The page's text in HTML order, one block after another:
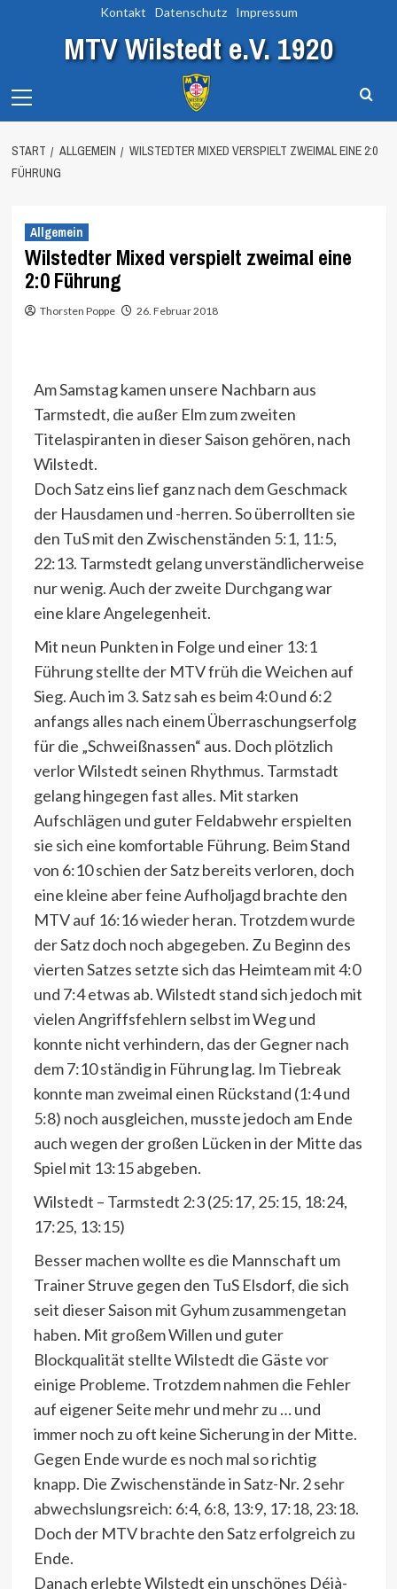
Kontakt Datenschutz Impressum
MTV Wilstedt e.V. 1920
Menu
START ALLGEMEIN
WILSTEDTER MIXED VERSPIELT ZWEIMAL EINE 2:0
FÜHRUNG
Allgemein
Wilstedter Mixed verspielt zweimal eine
2:0 Führung
Thorsten Poppe 26. Februar 2018
Am Samstag kamen unsere Nachbarn aus
Tarmstedt, die außer Elm zum zweiten
Titelaspiranten in dieser Saison gehören, nach
Wilstedt.
Doch Satz eins lief ganz nach dem Geschmack
der Hausdamen und -herren. So überrollten sie
den TuS mit den Zwischenständen 5:1, 11:5,
22:13. Tarmstedt gelang unverständlicherweise
nur wenig. Auch der zweite Durchgang war
eine klare Angelegenheit.
Mit neun Punkten in Folge und einer 13:1
Führung stellte der MTV früh die Weichen auf
Sieg. Auch im 3. Satz sah es beim 4:0 und 6:2
anfangs alles nach einem Überraschungserfolg
für die „Schweißnassen“ aus. Doch plötzlich
verlor Wilstedt seinen Rhythmus. Tarmstadt
gelang hingegen fast alles. Mit starken
Aufschlägen und guter Feldabwehr erspielten
sie sich eine komfortable Führung. Beim Stand
von 6:10 schien der Satz bereits verloren, doch
eine kleine aber feine Aufholjagd brachte den
MTV auf 16:16 wieder heran. Trotzdem wurde
der Satz doch noch abgegeben. Zu Beginn des
vierten Satzes setzte sich das Heimteam mit 4:0
und 7:4 etwas ab. Wilstedt stand sich jedoch mit
vielen Angriffsfehlern selbst im Weg und
konnte nicht verhindern, das der Gegner nach
dem 7:10 ständig in Führung lag. Im Tiebreak
konnte man zweimal einen Rückstand (1:4 und
5:8) noch ausgleichen, musste jedoch am Ende
auch wegen der großen Lücken in der Mitte das
Spiel mit 13:15 abgeben.
Wilstedt – Tarmstedt 2:3 (25:17, 25:15, 18:24,
17:25, 13:15)
Besser machen wollte es die Mannschaft um
Trainer Struve gegen den TuS Elsdorf, die sich
seit dieser Saison mit Gyhum zusammengetan
haben. Mit großem Willen und guter
Blockqualität stellte Wilstedt die Gäste vor
einige Probleme. Trotzdem nahmen die Fehler
auf eigener Seite mehr und mehr zu … und
immer noch zu oft keine Sicherung in der Mitte.
Gegen Ende wurde es noch mal so richtig
knapp. Die Zwischenstände in Satz-Nr. 2 sehr
abwechslungsreich: 6:4, 6:8, 13:9, 17:18, 23:18.
Doch der MTV brachte den Satz erfolgreich zu
Ende.
Danach erlebte Wilstedt ein unschönes Déjà-